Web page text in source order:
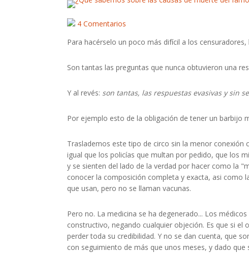
4 Comentarios
Para hacérselo un poco más difícil a los
Son tantas las preguntas que nunca obtuvieron una
Y al revés: son tantas, las respuestas evasivas y sin
Por ejemplo esto de la obligación de tener un barbijo
Traslademos este tipo de circo sin la menor conexión
igual que los policías que multan por pedido, que los
y se sienten del lado de la verdad por hacer como la
conocer la composición completa y exacta, asi como
que usan, pero no se llaman vacunas.
Pero no. La medicina se ha degenerado... Los
constructivo, negando cualquier objeción. Es que si
perder toda su credibilidad. Y no se dan cuenta, que
con seguimiento de más que unos meses, y dado